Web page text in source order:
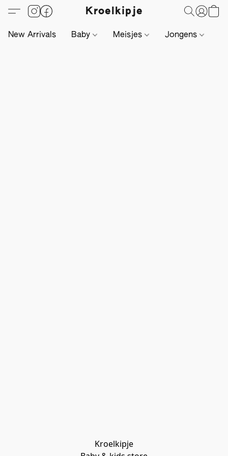
Kroelkipje
New Arrivals Baby Meisjes Jongens
Kroelkipje